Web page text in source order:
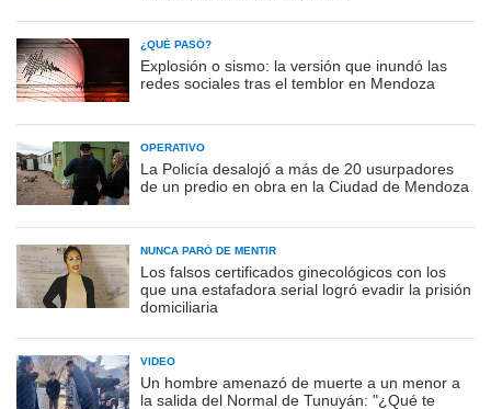
¿QUÉ PASÓ?
Explosión o sismo: la versión que inundó las
redes sociales tras el temblor en Mendoza
OPERATIVO
La Policía desalojó a más de 20 usurpadores
de un predio en obra en la Ciudad de Mendoza
NUNCA PARÓ DE MENTIR
Los falsos certificados ginecológicos con los
que una estafadora serial logró evadir la prisión
domiciliaria
VIDEO
Un hombre amenazó de muerte a un menor a
la salida del Normal de Tunuyán: "¿Qué te